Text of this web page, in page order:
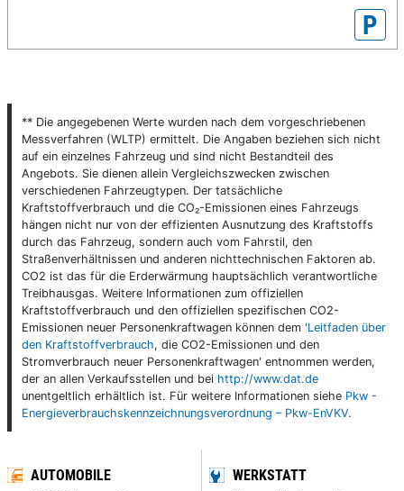
P
** Die angegebenen Werte wurden nach dem vorgeschriebenen
Messverfahren (WLTP) ermittelt. Die Angaben beziehen sich nicht
auf ein einzelnes Fahrzeug und sind nicht Bestandteil des
Angebots. Sie dienen allein Vergleichszwecken zwischen
verschiedenen Fahrzeugtypen. Der tatsächliche
Kraftstoffverbrauch und die CO₂-Emissionen eines Fahrzeugs
hängen nicht nur von der effizienten Ausnutzung des Kraftstoffs
durch das Fahrzeug, sondern auch vom Fahrstil, den
Straßenverhältnissen und anderen nichttechnischen Faktoren ab.
CO2 ist das für die Erderwärmung hauptsächlich verantwortliche
Treibhausgas. Weitere Informationen zum offiziellen
Kraftstoffverbrauch und den offiziellen spezifischen CO2-
Emissionen neuer Personenkraftwagen können dem 'Leitfaden über
den Kraftstoffverbrauch, die CO2-Emissionen und den
Stromverbrauch neuer Personenkraftwagen' entnommen werden,
der an allen Verkaufsstellen und bei http://www.dat.de
unentgeltlich erhältlich ist. Für weitere Informationen siehe Pkw -
Energieverbrauchskennzeichnungsverordnung – Pkw-EnVKV.
AUTOMOBILE
WERKSTATT